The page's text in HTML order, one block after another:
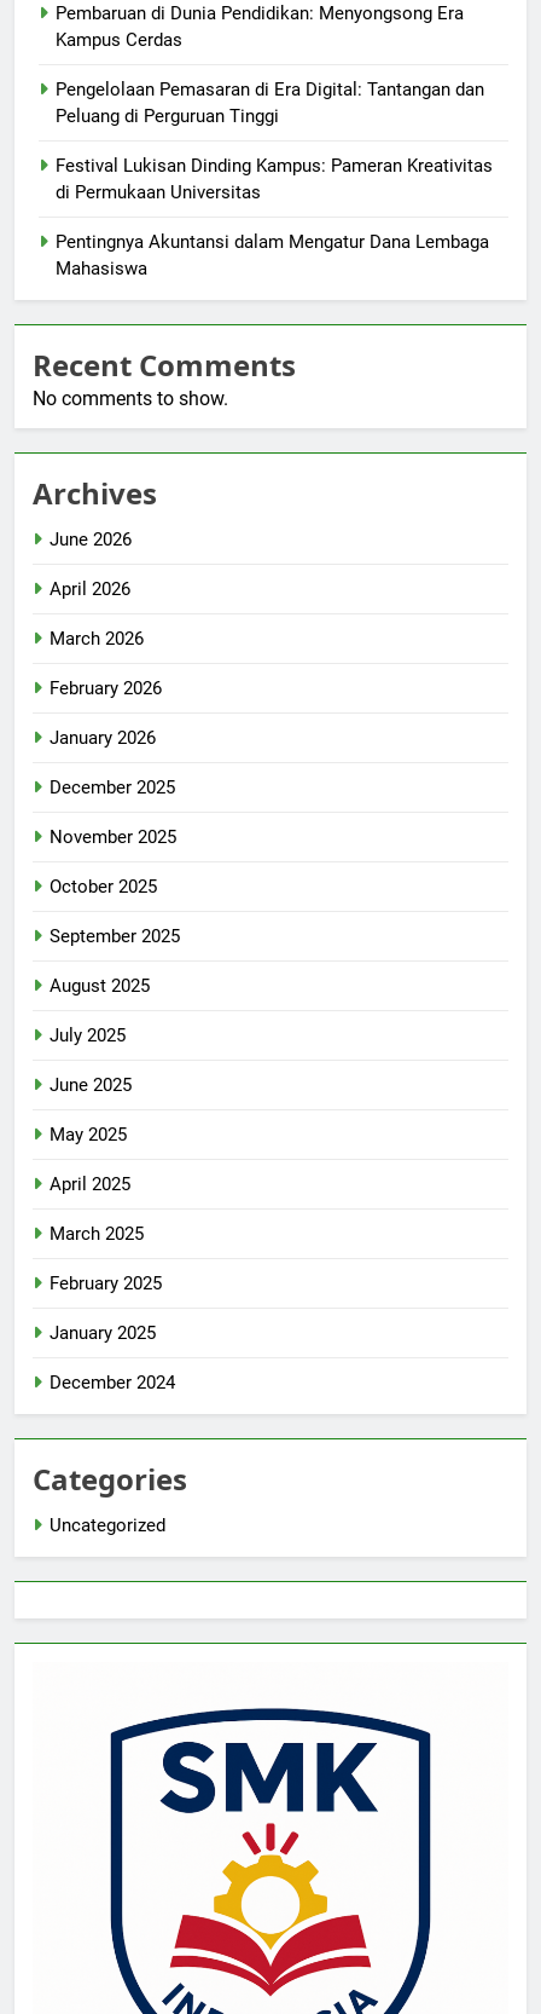
Pembaruan di Dunia Pendidikan: Menyongsong Era
Kampus Cerdas
Pengelolaan Pemasaran di Era Digital: Tantangan dan
Peluang di Perguruan Tinggi
Festival Lukisan Dinding Kampus: Pameran Kreativitas
di Permukaan Universitas
Pentingnya Akuntansi dalam Mengatur Dana Lembaga
Mahasiswa
Recent Comments
No comments to show.
Archives
June 2026
April 2026
March 2026
February 2026
January 2026
December 2025
November 2025
October 2025
September 2025
August 2025
July 2025
June 2025
May 2025
April 2025
March 2025
February 2025
January 2025
December 2024
Categories
Uncategorized